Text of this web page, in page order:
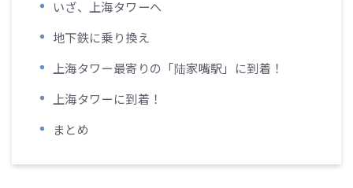
いざ、上海タワーへ
地下鉄に乗り換え
上海タワー最寄りの「陆家嘴駅」に到着！
上海タワーに到着！
まとめ